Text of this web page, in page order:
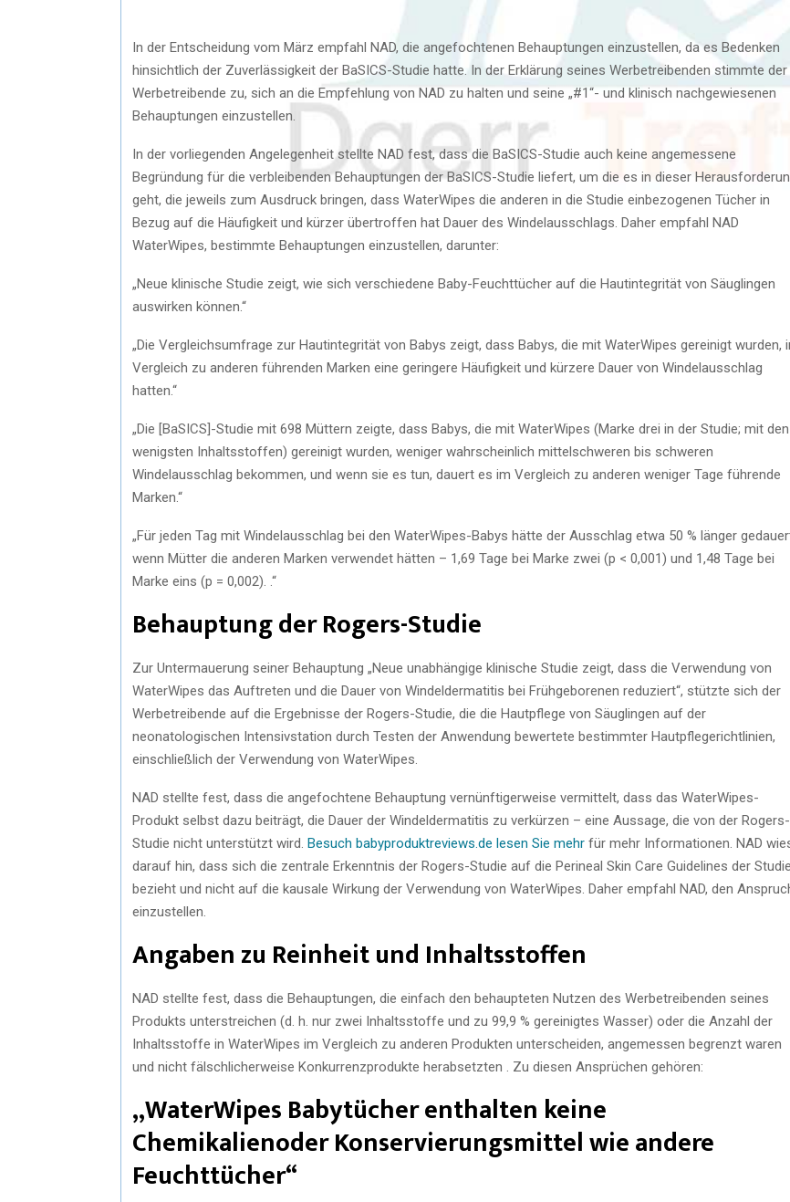
In der Entscheidung vom März empfahl NAD, die angefochtenen Behauptungen einzustellen, da es Bedenken
hinsichtlich der Zuverlässigkeit der BaSICS-Studie hatte. In der Erklärung seines Werbetreibenden stimmte der
Werbetreibende zu, sich an die Empfehlung von NAD zu halten und seine „#1“- und klinisch nachgewiesenen
Behauptungen einzustellen.
In der vorliegenden Angelegenheit stellte NAD fest, dass die BaSICS-Studie auch keine angemessene
Begründung für die verbleibenden Behauptungen der BaSICS-Studie liefert, um die es in dieser
geht, die jeweils zum Ausdruck bringen, dass WaterWipes die anderen in die Studie einbezogenen Tücher in
Bezug auf die Häufigkeit und kürzer übertroffen hat Dauer des Windelausschlags. Daher empfahl NAD
WaterWipes, bestimmte Behauptungen einzustellen, darunter:
„Neue klinische Studie zeigt, wie sich verschiedene Baby-Feuchttücher auf die Hautintegrität von Säuglingen
auswirken können.“
„Die Vergleichsumfrage zur Hautintegrität von Babys zeigt, dass Babys, die mit WaterWipes gereinigt wurden,
Vergleich zu anderen führenden Marken eine geringere Häufigkeit und kürzere Dauer von Windelausschlag
hatten.“
„Die [BaSICS]-Studie mit 698 Müttern zeigte, dass Babys, die mit WaterWipes (Marke drei in der Studie; mit den
wenigsten Inhaltsstoffen) gereinigt wurden, weniger wahrscheinlich mittelschweren bis schweren
Windelausschlag bekommen, und wenn sie es tun, dauert es im Vergleich zu anderen weniger Tage führende
Marken.“
„Für jeden Tag mit Windelausschlag bei den WaterWipes-Babys hätte der Ausschlag etwa 50 % länger
wenn Mütter die anderen Marken verwendet hätten – 1,69 Tage bei Marke zwei (p < 0,001) und 1,48 Tage bei
Marke eins (p = 0,002). .“
Behauptung der Rogers-Studie
Zur Untermauerung seiner Behauptung „Neue unabhängige klinische Studie zeigt, dass die Verwendung von
WaterWipes das Auftreten und die Dauer von Windeldermatitis bei Frühgeborenen reduziert“, stützte sich der
Werbetreibende auf die Ergebnisse der Rogers-Studie, die die Hautpflege von Säuglingen auf der
neonatologischen Intensivstation durch Testen der Anwendung bewertete bestimmter Hautpflegerichtlinien,
einschließlich der Verwendung von WaterWipes.
NAD stellte fest, dass die angefochtene Behauptung vernünftigerweise vermittelt, dass das WaterWipes-
Produkt selbst dazu beiträgt, die Dauer der Windeldermatitis zu verkürzen – eine Aussage, die von der Rogers-
Studie nicht unterstützt wird. Besuch babyproduktreviews.de lesen Sie mehr für mehr Informationen. NAD
darauf hin, dass sich die zentrale Erkenntnis der Rogers-Studie auf die Perineal Skin Care Guidelines der Studie
bezieht und nicht auf die kausale Wirkung der Verwendung von WaterWipes. Daher empfahl NAD, den
einzustellen.
Angaben zu Reinheit und Inhaltsstoffen
NAD stellte fest, dass die Behauptungen, die einfach den behaupteten Nutzen des Werbetreibenden seines
Produkts unterstreichen (d. h. nur zwei Inhaltsstoffe und zu 99,9 % gereinigtes Wasser) oder die Anzahl der
Inhaltsstoffe in WaterWipes im Vergleich zu anderen Produkten unterscheiden, angemessen begrenzt waren
und nicht fälschlicherweise Konkurrenzprodukte herabsetzten . Zu diesen Ansprüchen gehören:
„WaterWipes Babytücher enthalten keine
Chemikalienoder Konservierungsmittel wie andere
Feuchttücher“